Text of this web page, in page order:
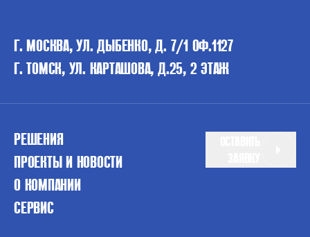
Г. МОСКВА, УЛ. ДЫБЕНКО, Д. 7/1 ОФ.1127
Г. ТОМСК, УЛ. КАРТАШОВА, Д.25, 2 ЭТАЖ
РЕШЕНИЯ
ПРОЕКТЫ И НОВОСТИ
О КОМПАНИИ
СЕРВИС